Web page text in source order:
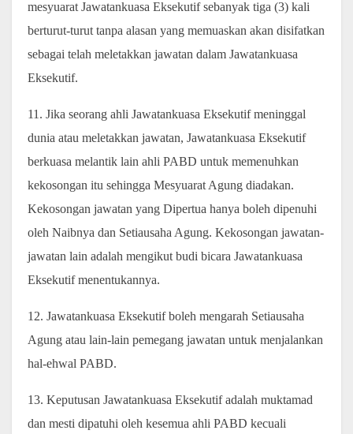
mesyuarat Jawatankuasa Eksekutif sebanyak tiga (3) kali
berturut-turut tanpa alasan yang memuaskan akan disifatkan
sebagai telah meletakkan jawatan dalam Jawatankuasa
Eksekutif.
11. Jika seorang ahli Jawatankuasa Eksekutif meninggal
dunia atau meletakkan jawatan, Jawatankuasa Eksekutif
berkuasa melantik lain ahli PABD untuk memenuhkan
kekosongan itu sehingga Mesyuarat Agung diadakan.
Kekosongan jawatan yang Dipertua hanya boleh dipenuhi
oleh Naibnya dan Setiausaha Agung. Kekosongan jawatan-
jawatan lain adalah mengikut budi bicara Jawatankuasa
Eksekutif menentukannya.
12. Jawatankuasa Eksekutif boleh mengarah Setiausaha
Agung atau lain-lain pemegang jawatan untuk menjalankan
hal-ehwal PABD.
13. Keputusan Jawatankuasa Eksekutif adalah muktamad
dan mesti dipatuhi oleh kesemua ahli PABD kecuali